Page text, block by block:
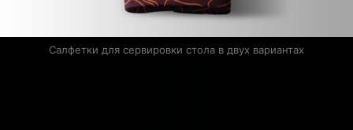
Салфетки для сервировки стола в двух вариантах